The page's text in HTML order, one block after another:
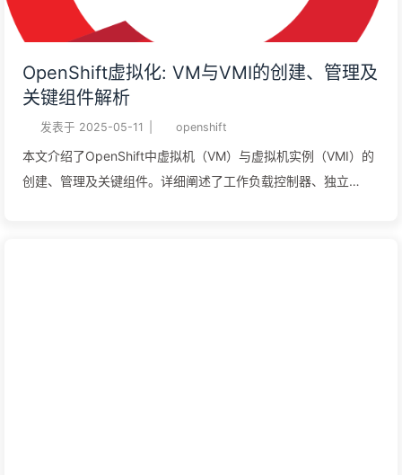
OpenShift虚拟化: VM与VMI的创建、管理及
关键组件解析
发表于 2025-05-11 openshift
本文介绍了OpenShift中虚拟机（VM）与虚拟机实例（VMI）的
创建、管理及关键组件。详细阐述了工作负载控制器、独立